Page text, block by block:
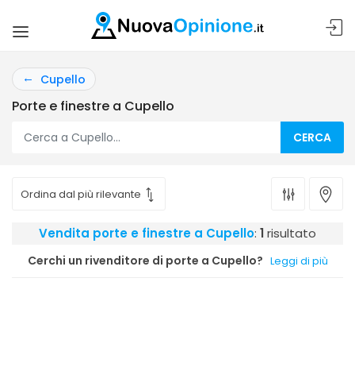
Cupello
Porte e finestre a Cupello
CERCA
Vendita porte e finestre a Cupello: 1risultato
Cerchi un rivenditore di porte a Cupello? Leggi di più